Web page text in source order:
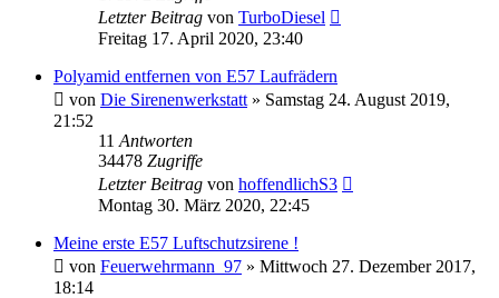
Letzter Beitrag von TurboDiesel
Freitag 17. April 2020, 23:40
Polyamid entfernen von E57 Laufrädern
von Die Sirenenwerkstatt » Samstag 24. August 2019,
21:52
11 Antworten
34478 Zugriffe
Letzter Beitrag von hoffendlichS3
Montag 30. März 2020, 22:45
Meine erste E57 Luftschutzsirene !
von Feuerwehrmann_97 » Mittwoch 27. Dezember 2017,
18:14